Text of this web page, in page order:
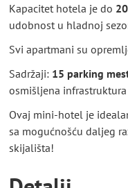
Kapacitet hotela je do
udobnost u hladnoj
Svi apartmani su
Sadržaji: 15 parking
osmišljena
Ovaj mini-hotel je
sa mogućnošću daljeg
skijališta!